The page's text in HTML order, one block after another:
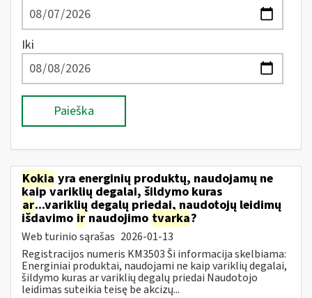
Iki
Paieška
Kokia yra energinių produktų, naudojamų ne
kaip variklių degalai, šildymo kuras
ar...variklių degalų priedai, naudotojų leidimų
išdavimo ir naudojimo tvarka?
Web turinio sąrašas 2026-01-13
Registracijos numeris KM3503 Ši informacija skelbiama:
Energiniai produktai, naudojami ne kaip variklių degalai,
šildymo kuras ar variklių degalų priedai Naudotojo
leidimas suteikia teisę be akcizų...